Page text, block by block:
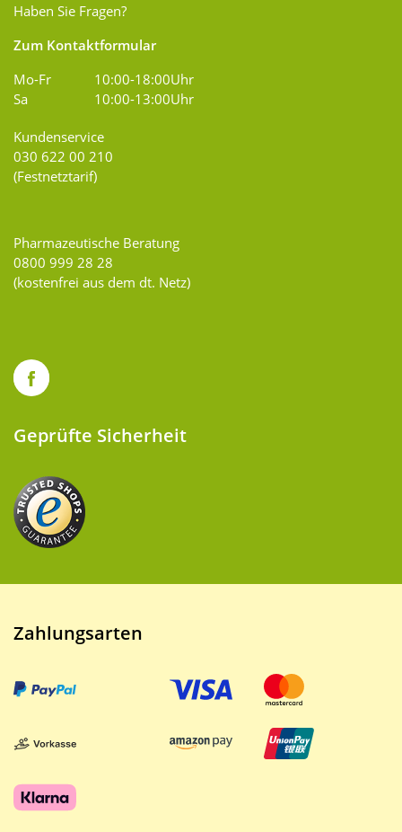
Haben Sie Fragen?
Zum Kontaktformular
Mo-Fr
10:00-18:00Uhr
Sa
10:00-13:00Uhr
Kundenservice
030 622 00 210
(Festnetztarif)
Pharmazeutische Beratung
0800 999 28 28
(kostenfrei aus dem dt. Netz)
Geprüfte Sicherheit
Zahlungsarten